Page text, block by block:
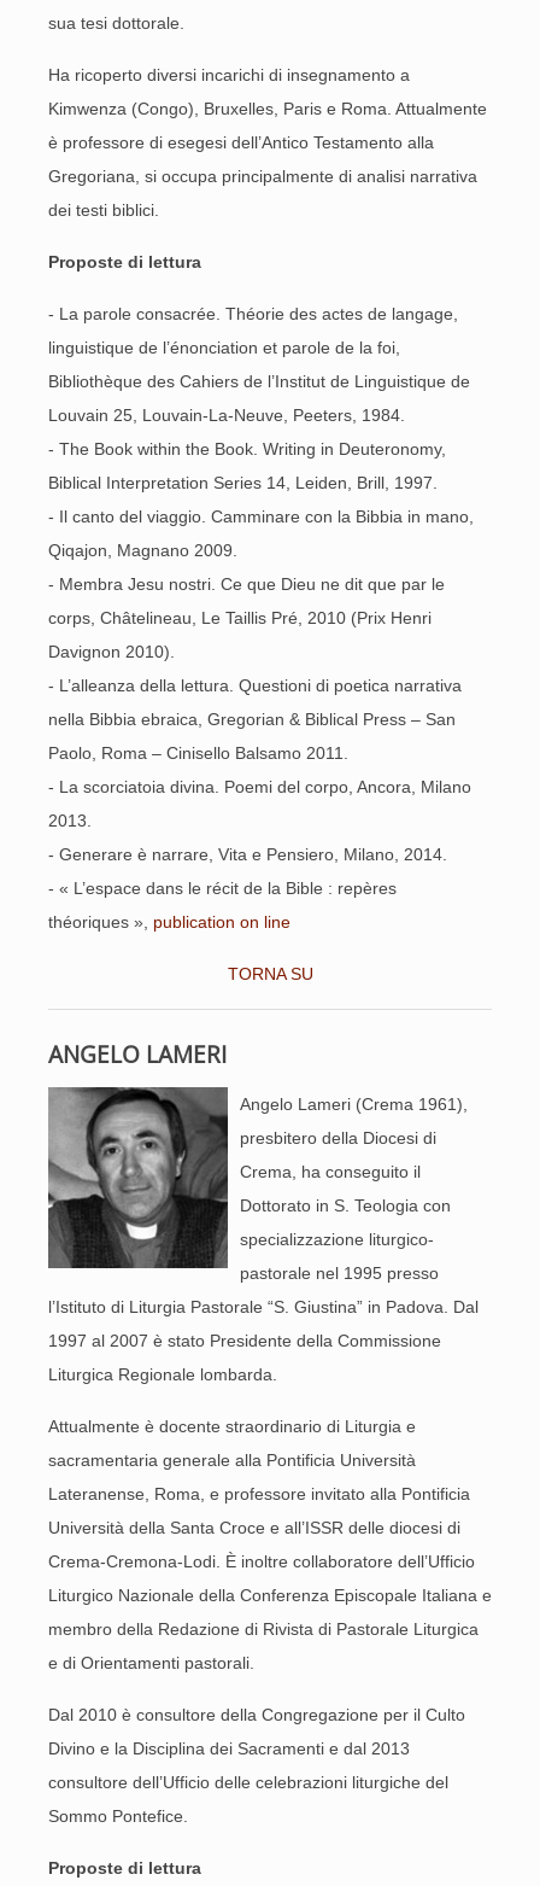
sua tesi dottorale.
Ha ricoperto diversi incarichi di insegnamento a
Kimwenza (Congo), Bruxelles, Paris e Roma. Attualmente
è professore di esegesi dell’Antico Testamento alla
Gregoriana, si occupa principalmente di analisi narrativa
dei testi biblici.
Proposte di lettura
- La parole consacrée. Théorie des actes de langage,
linguistique de l’énonciation et parole de la foi,
Bibliothèque des Cahiers de l’Institut de Linguistique de
Louvain 25, Louvain-La-Neuve, Peeters, 1984.
- The Book within the Book. Writing in Deuteronomy,
Biblical Interpretation Series 14, Leiden, Brill, 1997.
- Il canto del viaggio. Camminare con la Bibbia in mano,
Qiqajon, Magnano 2009.
- Membra Jesu nostri. Ce que Dieu ne dit que par le
corps, Châtelineau, Le Taillis Pré, 2010 (Prix Henri
Davignon 2010).
- L’alleanza della lettura. Questioni di poetica narrativa
nella Bibbia ebraica, Gregorian & Biblical Press – San
Paolo, Roma – Cinisello Balsamo 2011.
- La scorciatoia divina. Poemi del corpo, Ancora, Milano
2013.
- Generare è narrare, Vita e Pensiero, Milano, 2014.
- « L’espace dans le récit de la Bible : repères
théoriques », publication on line
TORNA SU
ANGELO LAMERI
Angelo Lameri (Crema 1961),
presbitero della Diocesi di
Crema, ha conseguito il
Dottorato in S. Teologia con
specializzazione liturgico-
pastorale nel 1995 presso
l’Istituto di Liturgia Pastorale “S. Giustina” in Padova. Dal
1997 al 2007 è stato Presidente della Commissione
Liturgica Regionale lombarda.
Attualmente è docente straordinario di Liturgia e
sacramentaria generale alla Pontificia Università
Lateranense, Roma, e professore invitato alla Pontificia
Università della Santa Croce e all’ISSR delle diocesi di
Crema-Cremona-Lodi. È inoltre collaboratore dell’Ufficio
Liturgico Nazionale della Conferenza Episcopale Italiana e
membro della Redazione di Rivista di Pastorale Liturgica
e di Orientamenti pastorali.
Dal 2010 è consultore della Congregazione per il Culto
Divino e la Disciplina dei Sacramenti e dal 2013
consultore dell’Ufficio delle celebrazioni liturgiche del
Sommo Pontefice.
Proposte di lettura